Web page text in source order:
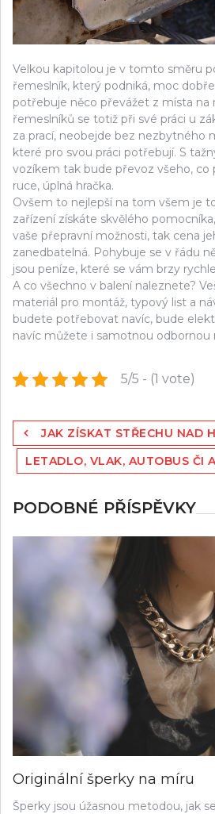
Velkou kapitolou je v tomto směru
řemeslník, který podniká, moc
potřebuje něco převážet z místa na
řemeslníků se totiž při své práci u
za prací, neobejde bez nezbytného
které pro svou práci potřebují. S
vozíkem tak bude převoz všeho,
ruce, úplná hračka.
Ovšem to nejlepší na tom všem je
zařízení získáte skvělého
vaše přepravní možnosti, tak cena
zanedbatelná. Pohybuje se v řádu
jsou peníze, které se vám brzy
A co všechno v balení naleznete?
materiál pro montáž, typový list a
budete potřebovat navíc, bude
navíc můžete i samotnou odbornou
5/5 - (1 vote)
Navigace
pro
příspěvek
JAK ZÍSKAT STŘECHU NAD
LETADLO, VLAK, AUTOBUS ČI
PODOBNÉ PŘÍSPĚVKY
Originální šperky na míru
Šperky jsou úžasnou metodou, jak